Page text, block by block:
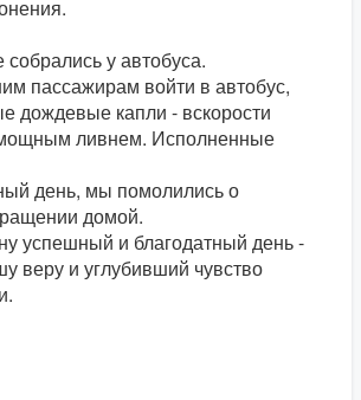
у автобуса.
пассажирам войти в автобус,
дождевые капли - вскорости
ливнем. Исполненные
день, мы помолились о
домой.
успешный и благодатный день -
веру и углубивший чувство